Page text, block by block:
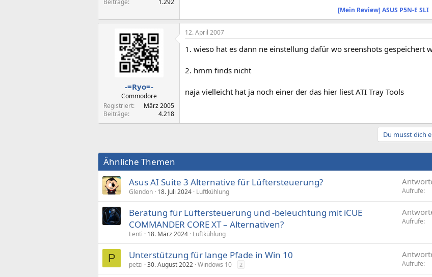
[Mein Review] ASUS P5N-E SLI
-=Ryo=-
Commodore
Registriert
März 2005
Beiträge
4.218
12. April 2007
1. wieso hat es dann ne einstellung dafür wo sreenshots gespeichert
2. hmm finds nicht
naja vielleicht hat ja noch einer der das hier liest ATI Tray Tools
Du musst dich
Ähnliche Themen
Asus AI Suite 3 Alternative für Lüftersteuerung?
Glendon 18. Juli 2024 Luftkühlung Aufrufe
Beratung für Lüftersteuerung und -beleuchtung mit iCUE
COMMANDER CORE XT – Alternativen?
Lenti 18. März 2024 Luftkühlung
Aufrufe
P Unterstützung für lange Pfade in Win 10
petzi 30. August 2022 Windows 10 2 Aufrufe